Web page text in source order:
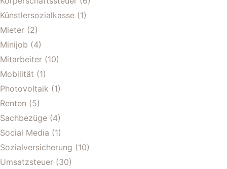
Künstlersozialkasse (1)
Mieter (2)
Minijob (4)
Mitarbeiter (10)
Mobilität (1)
Photovoltaik (1)
Renten (5)
Sachbezüge (4)
Social Media (1)
Sozialversicherung (10)
Umsatzsteuer (30)